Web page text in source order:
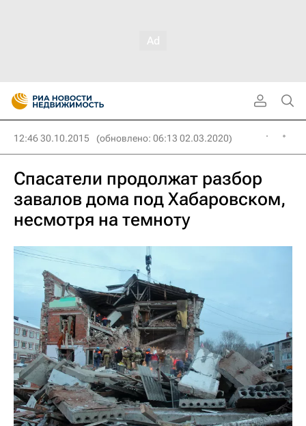
12:46 30.10.2015 (обновлено: 06:13 02.03.2020)
Спасатели продолжат разбор
завалов дома под Хабаровском,
несмотря на темноту